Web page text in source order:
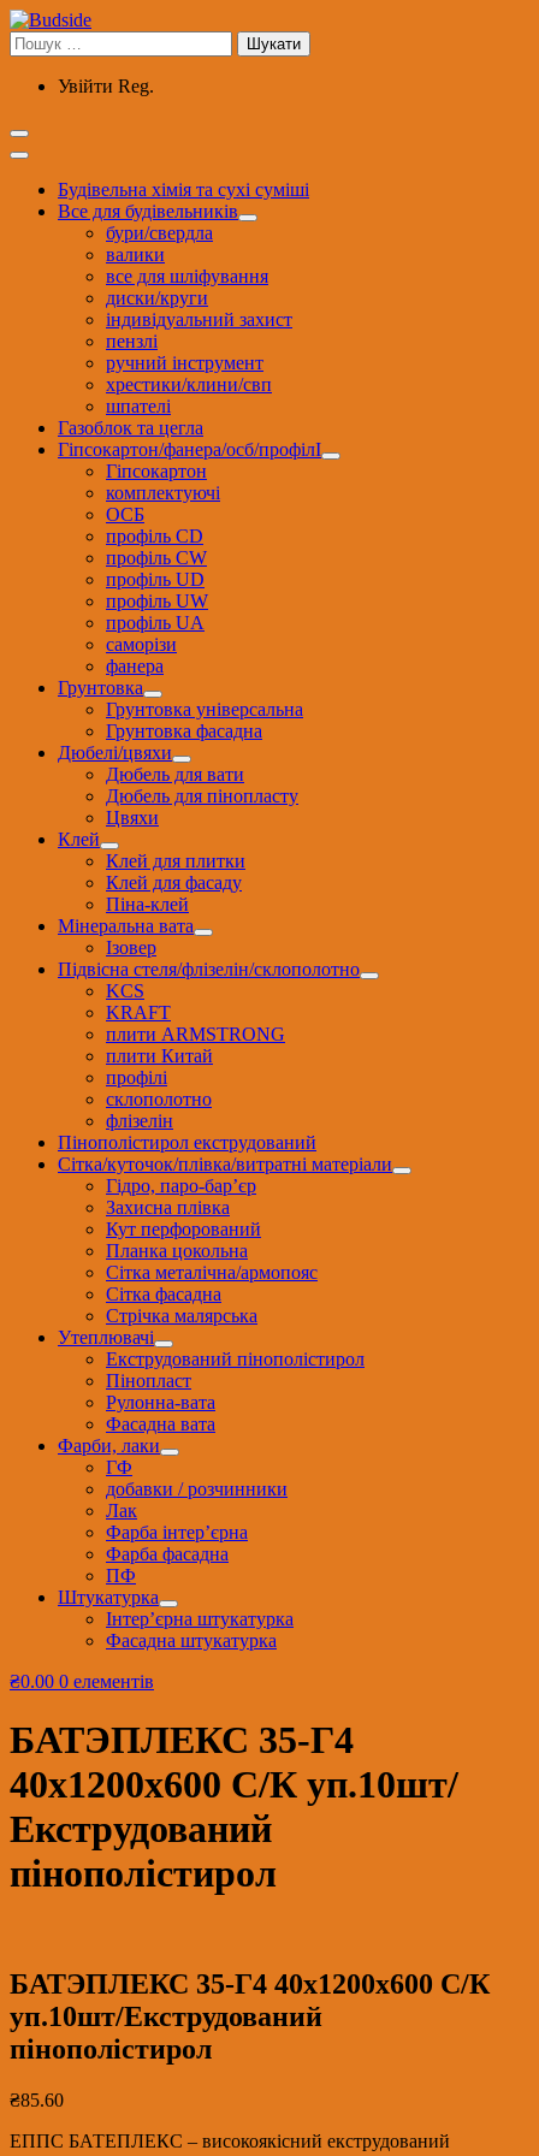
Перейти
до
вмісту
Пошук:
Увійти Reg.
Будівельна хімія та сухі суміші
Все для будівельників
бури/свердла
валики
все для шліфування
диски/круги
індивідуальний захист
пензлі
ручний інструмент
хрестики/клини/свп
шпателі
Газоблок та цегла
Гіпсокартон/фанера/осб/профілІ
Гіпсокартон
комплектуючі
ОСБ
профіль CD
профіль CW
профіль UD
профіль UW
профіль UА
саморізи
фанера
Грунтовка
Грунтовка універсальна
Грунтовка фасадна
Дюбелі/цвяхи
Дюбель для вати
Дюбель для пінопласту
Цвяхи
Клей
Клей для плитки
Клей для фасаду
Піна-клей
Мінеральна вата
Ізовер
Підвісна стеля/флізелін/склополотно
KCS
KRAFT
плити ARMSTRONG
плити Китай
профілі
склополотно
флізелін
Пінополістирол екструдований
Сітка/куточок/плівка/витратні матеріали
Гідро, паро-бар’єр
Захисна плівка
Кут перфорований
Планка цокольна
Сітка металічна/армопояс
Сітка фасадна
Стрічка малярська
Утеплювачі
Екструдований пінополістирол
Пінопласт
Рулонна-вата
Фасадна вата
Фарби, лаки
ГФ
добавки / розчинники
Лак
Фарба інтер’єрна
Фарба фасадна
ПФ
Штукатурка
Інтер’єрна штукатурка
Фасадна штукатурка
₴0.00 0 елементів
БАТЭПЛЕКС 35-Г4
40х1200х600 С/К уп.10шт/
Екструдований
пінополістирол
БАТЭПЛЕКС 35-Г4 40х1200х600 С/К
уп.10шт/Екструдований
пінополістирол
₴85.60
ЕППС БАТЕПЛЕКС – високоякісний екструдований